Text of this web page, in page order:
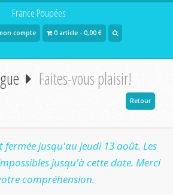
France Poupées
compte 0 article - 0,00 €
Faites-vous plaisir!
Retour
fermée jusqu'au jeudi 13 août. Les
jusqu'à cette date. Merci
compréhension.